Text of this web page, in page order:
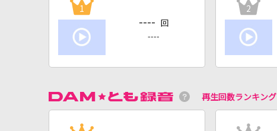
1
---- 回
----
2
再生回数ランキング